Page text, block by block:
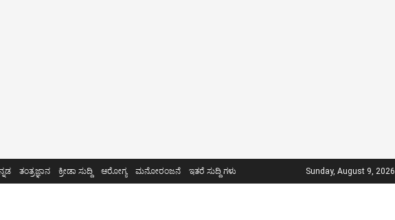
ತಂತ್ರಜ್ಞಾನ ಕ್ರೀಡಾ ಸುದ್ದಿ ಆರೋಗ್ಯ ಮನೋರಂಜನೆ ಇತರೆ ಸುದ್ದಿ ಗಳು Sunday, August 9, 2026